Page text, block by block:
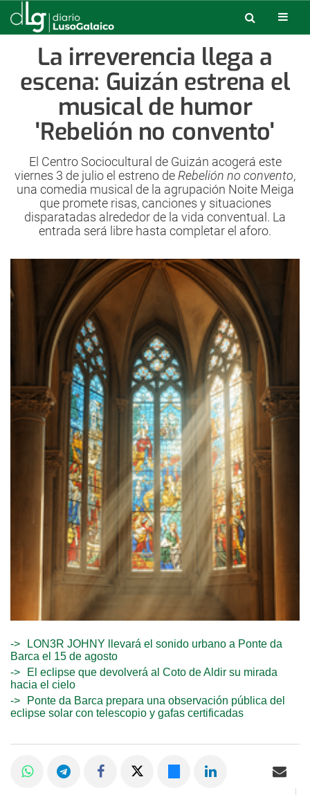
La irreverencia llega a
escena: Guizán estrena el
musical de humor
'Rebelión no convento'
El Centro Sociocultural de Guizán acogerá este
viernes 3 de julio el estreno deRebelión no convento,
una comedia musical de la agrupación Noite Meiga
que promete risas, canciones y situaciones
disparatadas alrededor de la vida conventual. La
entrada será libre hasta completar el aforo.
LON3R JOHNY llevará el sonido urbano a Ponte da
Barca el 15 de agosto
El eclipse que devolverá al Coto de Aldir su mirada
hacia el cielo
Ponte da Barca prepara una observación pública del
eclipse solar con telescopio y gafas certificadas